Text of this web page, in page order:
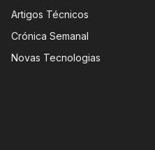
Artigos Técnicos
Crónica Semanal
Novas Tecnologias